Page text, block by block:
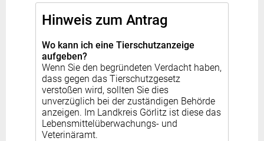
Hinweis zum Antrag
Wo kann ich eine Tierschutzanzeige
aufgeben?
Wenn Sie den begründeten Verdacht haben,
dass gegen das Tierschutzgesetz
verstoßen wird, sollten Sie dies
unverzüglich bei der zuständigen Behörde
anzeigen. Im Landkreis Görlitz ist diese das
Lebensmittelüberwachungs- und
Veterinäramt.